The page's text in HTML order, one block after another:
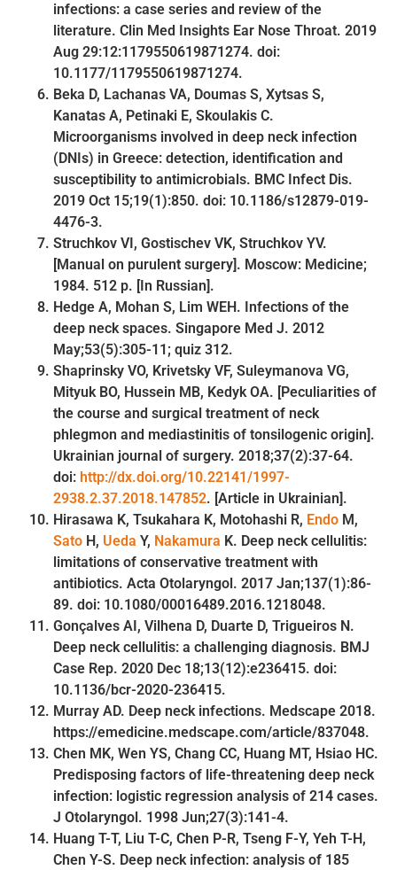
infections: a case series and review of the
literature. Clin Med Insights Ear Nose Throat. 2019
Aug 29:12:1179550619871274. doi:
10.1177/1179550619871274.
Beka D, Lachanas VA, Doumas S, Xytsas S,
Kanatas A, Petinaki E, Skoulakis C.
Microorganisms involved in deep neck infection
(DNIs) in Greece: detection, identification and
susceptibility to antimicrobials. BMC Infect Dis.
2019 Oct 15;19(1):850. doi: 10.1186/s12879-019-
4476-3.
Struchkov VI, Gostischev VK, Struchkov YV.
[Manual on purulent surgery]. Moscow: Medicine;
1984. 512 p. [In Russian].
Hedge A, Mohan S, Lim WEH. Infections of the
deep neck spaces. Singapore Med J. 2012
May;53(5):305-11; quiz 312.
Shaprinsky VO, Krivetsky VF, Suleymanova VG,
Mityuk BO, Hussein MB, Kedyk OA. [Peculiarities of
the course and surgical treatment of neck
phlegmon and mediastinitis of tonsilogenic origin].
Ukrainian journal of surgery. 2018;37(2):37-64.
doi: http://dx.doi.org/10.22141/1997-
2938.2.37.2018.147852. [Article in Ukrainian].
Hirasawa K, Tsukahara K, Motohashi R, Endo M,
Sato H, Ueda Y, Nakamura K. Deep neck cellulitis:
limitations of conservative treatment with
antibiotics. Acta Otolaryngol. 2017 Jan;137(1):86-
89. doi: 10.1080/00016489.2016.1218048.
Gonçalves AI, Vilhena D, Duarte D, Trigueiros N.
Deep neck cellulitis: a challenging diagnosis. BMJ
Case Rep. 2020 Dec 18;13(12):e236415. doi:
10.1136/bcr-2020-236415.
Murray AD. Deep neck infections. Medscape 2018.
https://emedicine.medscape.com/article/837048.
Chen MK, Wen YS, Chang CC, Huang MT, Hsiao HC.
Predisposing factors of life-threatening deep neck
infection: logistic regression analysis of 214 cases.
J Otolaryngol. 1998 Jun;27(3):141-4.
Huang T-T, Liu T-C, Chen P-R, Tseng F-Y, Yeh T-H,
Chen Y-S. Deep neck infection: analysis of 185